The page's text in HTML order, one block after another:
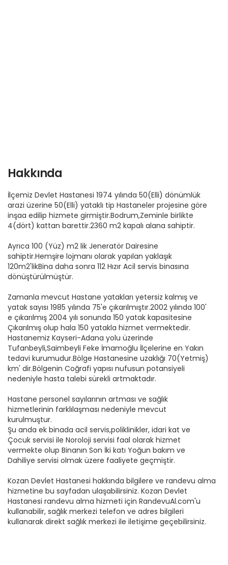
Hakkında
İlçemiz Devlet Hastanesi 1974 yılında 50(Elli) dönümlük
arazi üzerine 50(Elli) yataklı tip Hastaneler projesine göre
inşaa edilip hizmete girmiştir.Bodrum,Zeminle birlikte
4(dört) kattan barettir.2360 m2 kapalı alana sahiptir.
Ayrıca 100 (Yüz) m2 lik Jeneratör Dairesine
sahiptir.Hemşire lojmanı olarak yapılan yaklaşık
120m2'likBina daha sonra 112 Hızır Acil servis binasına
dönüştürülmüştür.
Zamanla mevcut Hastane yatakları yetersiz kalmış ve
yatak sayısı 1985 yılında 75'e çıkarılmıştır.2002 yılında 100'
e çıkarılmış 2004 yılı sonunda 150 yatak kapasitesine
Çıkarılmış olup hala 150 yatakla hizmet vermektedir.
Hastanemiz Kayseri-Adana yolu üzerinde
Tufanbeyli,Saimbeyli Feke İmamoğlu İlçelerine en Yakın
tedavi kurumudur.Bölge Hastanesine uzaklığı 70(Yetmiş)
km' dir.Bölgenin Coğrafi yapısı nufusun potansiyeli
nedeniyle hasta talebi sürekli artmaktadır.
Hastane personel sayılarının artması ve sağlık
hizmetlerinin farklılaşması nedeniyle mevcut
kurulmuştur.
Şu anda ek binada acil servis,poliklinikler, idari kat ve
Çocuk servisi ile Noroloji servisi faal olarak hizmet
vermekte olup Binanın Son İki katı Yoğun bakım ve
Dahiliye servisi olmak üzere faaliyete geçmiştir.
Kozan Devlet Hastanesi hakkında bilgilere ve randevu alma
hizmetine bu sayfadan ulaşabilirsiniz. Kozan Devlet
Hastanesi randevu alma hizmeti için RandevuAl.com'u
kullanabilir, sağlık merkezi telefon ve adres bilgileri
kullanarak direkt sağlık merkezi ile iletişime geçebilirsiniz.